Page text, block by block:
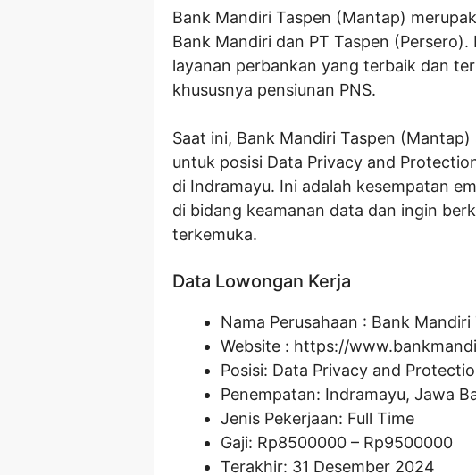
Bank Mandiri Taspen (Mantap)
Bank Mandiri dan PT Taspen
layanan perbankan yang terbaik dan
khususnya pensiunan PNS.
Saat ini, Bank Mandiri Taspen
untuk posisi Data Privacy and
di Indramayu. Ini adalah kesempatan
di bidang keamanan data dan ingin
terkemuka.
Data Lowongan Kerja
Nama Perusahaan : Bank Mandiri
Website : https://
Posisi: Data Privacy and
Penempatan: Indramayu, Jawa
Jenis Pekerjaan: Full Time
Gaji: Rp8500000 – Rp9500000
Terakhir: 31 Desember 2024